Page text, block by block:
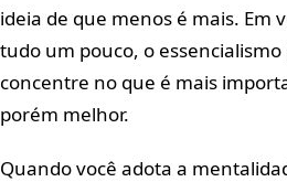
ideia de que menos é mais. Em
tudo um pouco, o
concentre no que é mais
porém melhor.
Quando você adota a